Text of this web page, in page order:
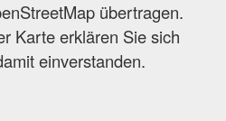
übertragen.
Karte erklären Sie sich
einverstanden.